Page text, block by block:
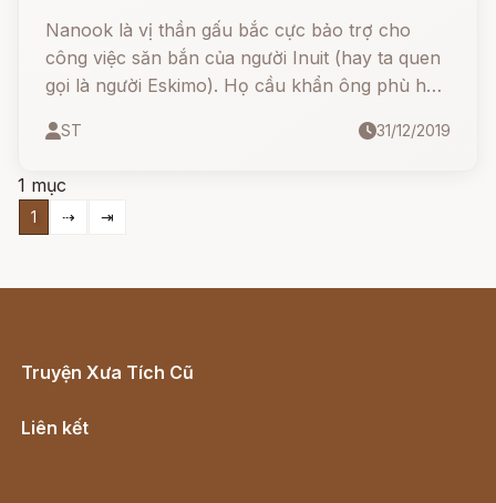
Nanook là vị thần gấu bắc cực bảo trợ cho
công việc săn bắn của người Inuit (hay ta quen
gọi là người Eskimo). Họ cầu khẩn ông phù hộ
những thứ họ săn lại chính là... gấu bắc cực
ST 31/12/2019
1 mục
1 ⇢ ⇥
Truyện Xưa Tích Cũ
Liên kết